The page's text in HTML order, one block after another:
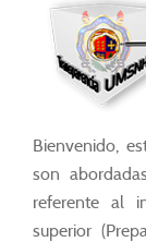
Bienvenido,
son
referente al
superior